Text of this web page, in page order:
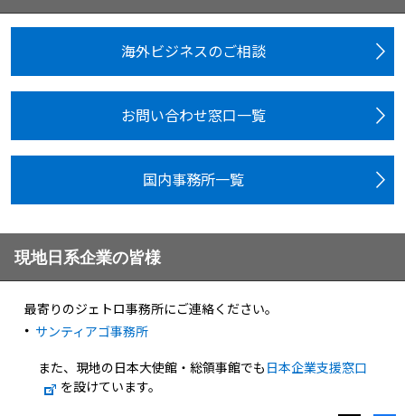
海外ビジネスのご相談
お問い合わせ窓口一覧
国内事務所一覧
現地日系企業の皆様
最寄りのジェトロ事務所にご連絡ください。
サンティアゴ事務所
また、現地の日本大使館・総領事館でも 日本企業支援窓口
を設けています。